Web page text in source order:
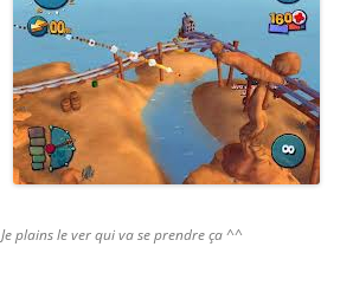
Je plains le ver qui va se prendre ça ^^